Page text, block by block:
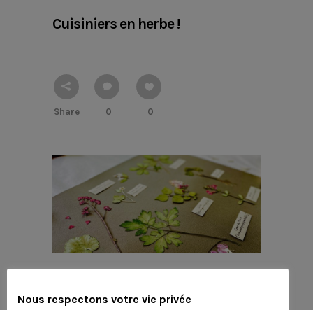
Cuisiniers en herbe !
Share 0 0
15 JUIN 2020 IN LES TUTOS DES GARÇONS
Nous respectons votre vie privée